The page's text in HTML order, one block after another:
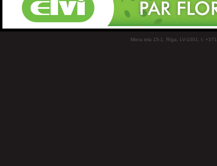
Miera iela 15-1, Rīga, LV-1001, t: